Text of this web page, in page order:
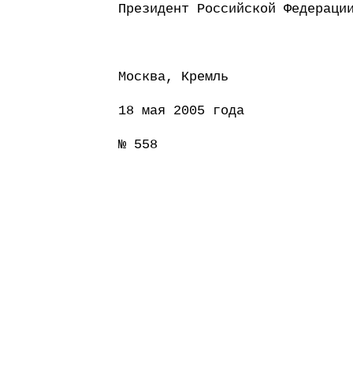
Президент
Москва, Кремль
18 мая 2005 года
№ 558